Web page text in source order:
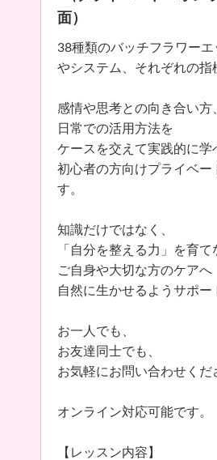
面）
38種類のバッチフラワーエ
やシステム、それぞれの指
感情や思考との向き合い方
日常での活用方法を
ケースを交えて実践的に学
初心者の方向けプライベー
す。
知識だけではなく、
「自分を整える力」を育て
ご自身や大切な方のケアへ
自然に生かせるようサポー
お一人でも、
お友達同士でも、
お気軽にお問い合わせくだ
オンライン対応可能です。
【レッスン内容】